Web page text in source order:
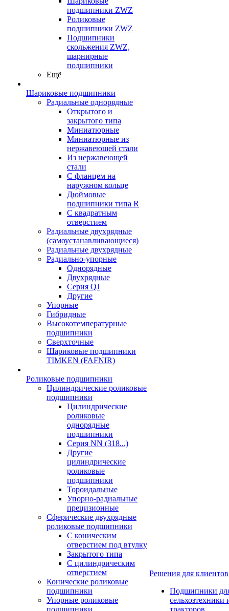
подшипники ZWZ
Роликовые
подшипники ZWZ
Подшипники
скольжения ZWZ,
шарнирные
подшипники
Ещё
Шариковые подшипники
Радиальные однорядные
Открытого и
закрытого типа
Миниатюрные
Миниатюрные из
нержавеющей стали
Из нержавеющей
стали
С фланцем на
наружном кольце
Дюймовые
подшипники типа R
С квадратным
отверстием
Радиальные двухрядные
(самоустанавливающиеся)
Радиальные двухрядные
Радиально-упорные
Однорядные
Двухрядные
Серия QJ
Другие
Упорные
Гибридные
Высокотемпературные
подшипники
Сверхточные
Шариковые подшипники
TIMKEN (FAFNIR)
Роликовые подшипники
Цилиндрические роликовые
подшипники
Цилиндрические
роликовые
однорядные
подшипники
Серия NN (318...)
Другие
цилиндрические
роликовые
подшипники
Тороидальные
Упорно-радиальные
прецизионные
Сферические двухрядные
роликовые подшипники
С коническим
отверстием под втулку
Закрытого типа
С цилиндрическим
отверстием
Конические роликовые
подшипники
Упорные роликовые
подшипники
Решения для клиентов
Подшипники
сельхозтехники
тракторов